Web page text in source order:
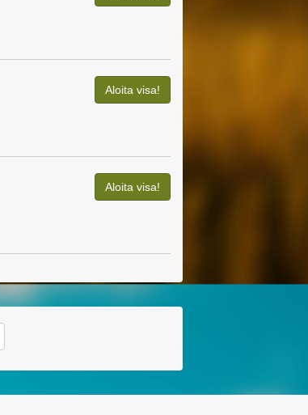
Aloita visa!
Aloita visa!